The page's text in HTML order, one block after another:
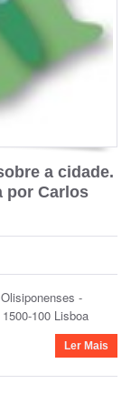
a cidade.
por Carlos
-
100 Lisboa
Ler Mais